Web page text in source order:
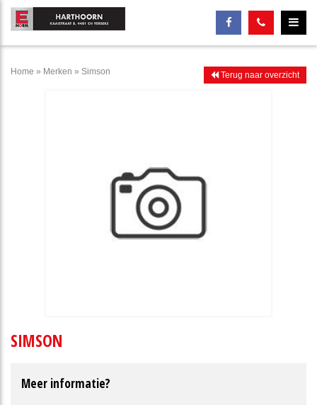
Home » Merken » Simson Terug naar overzicht
SIMSON
Meer informatie?